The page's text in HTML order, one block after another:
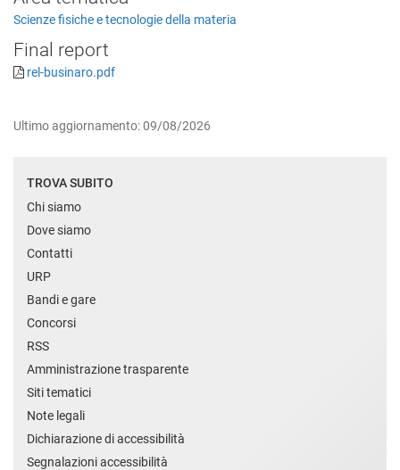
Scienze fisiche e tecnologie della materia
Final report
rel-businaro.pdf
Ultimo aggiornamento: 09/08/2026
TROVA SUBITO
Chi siamo
Dove siamo
Contatti
URP
Bandi e gare
Concorsi
RSS
Amministrazione trasparente
Siti tematici
Note legali
Dichiarazione di accessibilità
Segnalazioni accessibilità